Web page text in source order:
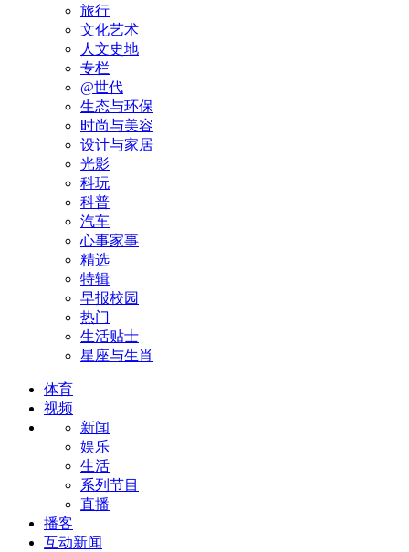
旅行
文化艺术
人文史地
专栏
@世代
生态与环保
时尚与美容
设计与家居
光影
科玩
科普
汽车
心事家事
精选
特辑
早报校园
热门
生活贴士
星座与生肖
体育
视频
新闻
娱乐
生活
系列节目
直播
播客
互动新闻